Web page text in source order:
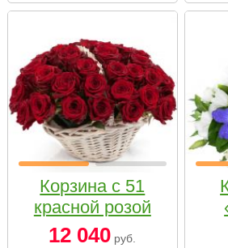
Корзина с 51
красной розой
12 040 руб.